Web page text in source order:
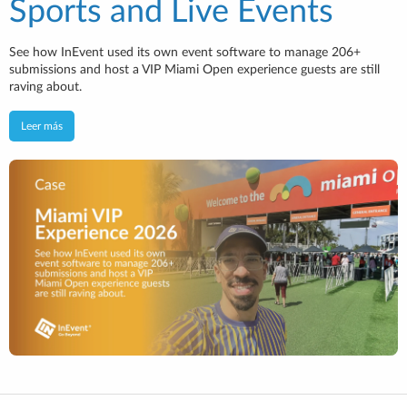
Sports and Live Events
See how InEvent used its own event software to manage 206+
submissions and host a VIP Miami Open experience guests are still
raving about.
Leer más